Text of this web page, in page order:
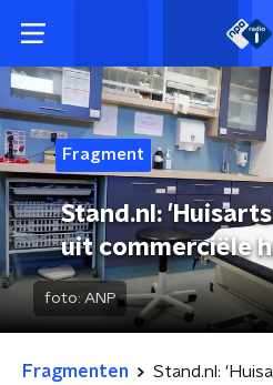
Fragment
Stand.nl:
uit commerciële
foto: ANP
Fragmenten